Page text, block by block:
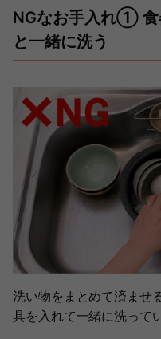
NGなお手入れ① 食
と一緒に洗う
洗い物をまとめて済ませ
具を入れて一緒に洗って